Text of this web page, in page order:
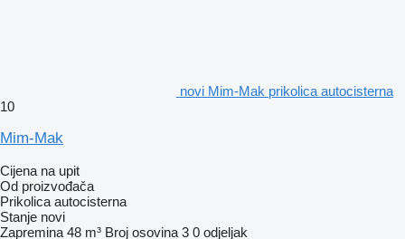
novi Mim-Mak prikolica autocisterna
10
Mim-Mak
Cijena na upit
Od proizvođača
Prikolica autocisterna
Stanje novi
Zapremina 48 m³ Broj osovina 3 0 odjeljak